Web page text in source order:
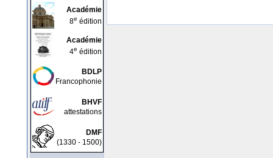
Académie
8e édition
Académie
4e édition
BDLP
Francophonie
BHVF
attestations
DMF
(1330 - 1500)